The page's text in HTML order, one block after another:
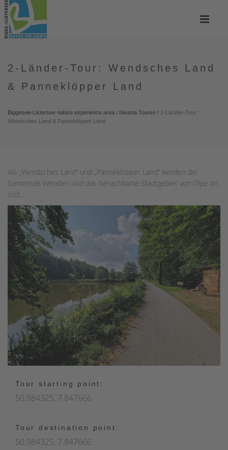
2-Länder-Tour: Wendsches Land
& Panneklöpper Land
Biggesee-Listersee nature experience area / Neusta Touren / 2-Länder-Tour:
Wendsches Land & Panneklöpper Land
Als „Wendsches Land“ und „Panneklöpper Land“ werden die
Gemeinde Wenden und das benachbarte Stadtgebiet von Olpe im
süd...
Tour starting point:
50.984325, 7.847666
Tour destination point:
50.984325, 7.847666